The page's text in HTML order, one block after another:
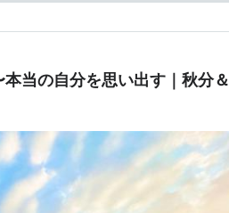
当の自分を思い出す｜秋分＆